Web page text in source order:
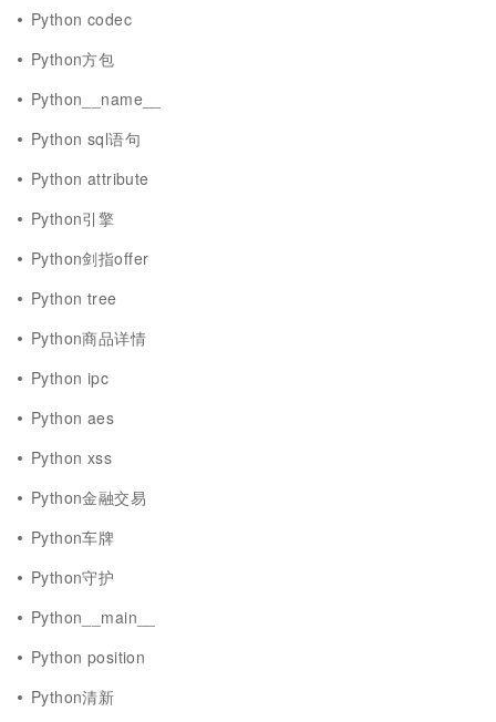
Python codec
Python方包
Python__name__
Python sql语句
Python attribute
Python引擎
Python剑指offer
Python tree
Python商品详情
Python ipc
Python aes
Python xss
Python金融交易
Python车牌
Python守护
Python__main__
Python position
Python清新